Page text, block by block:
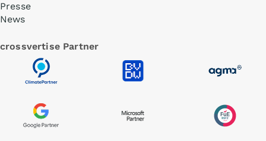
Presse
News
crossvertise Partner